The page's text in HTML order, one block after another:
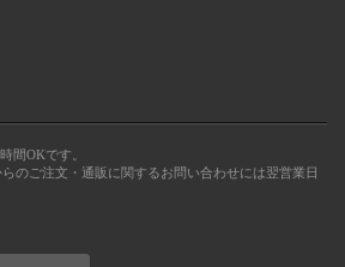
間OKです。
のご注文・通販に関するお問い合わせには翌営業日